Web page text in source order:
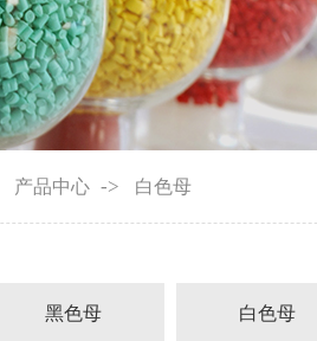
产品中心 -> 白色母
黑色母 白色母